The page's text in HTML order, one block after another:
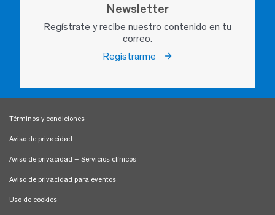
Newsletter
Regístrate y recibe nuestro contenido en tu
correo.
Registrarme
Términos y condiciones
Aviso de privacidad
Aviso de privacidad – Servicios clínicos
Aviso de privacidad para eventos
Uso de cookies